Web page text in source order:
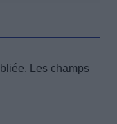
Les champs